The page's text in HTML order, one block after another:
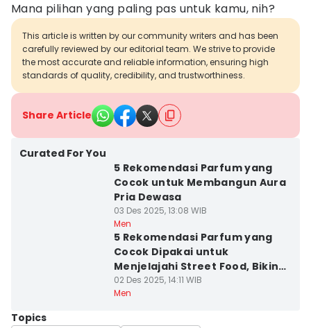
Mana pilihan yang paling pas untuk kamu, nih?
This article is written by our community writers and has been
carefully reviewed by our editorial team. We strive to provide
the most accurate and reliable information, ensuring high
standards of quality, credibility, and trustworthiness.
Share Article
Curated For You
5 Rekomendasi Parfum yang
Cocok untuk Membangun Aura
Pria Dewasa
03 Des 2025, 13:08 WIB
Men
5 Rekomendasi Parfum yang
Cocok Dipakai untuk
Menjelajahi Street Food, Bikin
Fresh!
02 Des 2025, 14:11 WIB
Men
Topics